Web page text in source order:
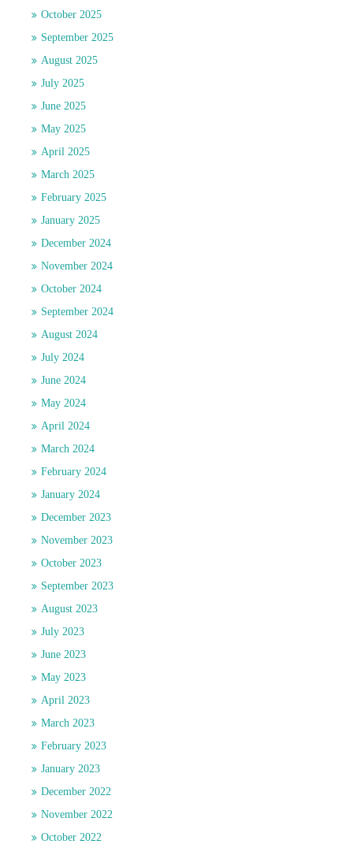
October 2025
September 2025
August 2025
July 2025
June 2025
May 2025
April 2025
March 2025
February 2025
January 2025
December 2024
November 2024
October 2024
September 2024
August 2024
July 2024
June 2024
May 2024
April 2024
March 2024
February 2024
January 2024
December 2023
November 2023
October 2023
September 2023
August 2023
July 2023
June 2023
May 2023
April 2023
March 2023
February 2023
January 2023
December 2022
November 2022
October 2022